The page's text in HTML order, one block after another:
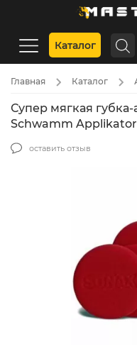
Каталог
Главная Каталог
Супер мягкая
Schwamm Applikator
оставить отзыв